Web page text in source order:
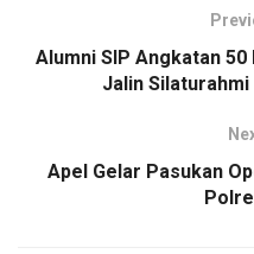
Alumni SIP Angkatan
Jalin
Apel Gelar Pasukan